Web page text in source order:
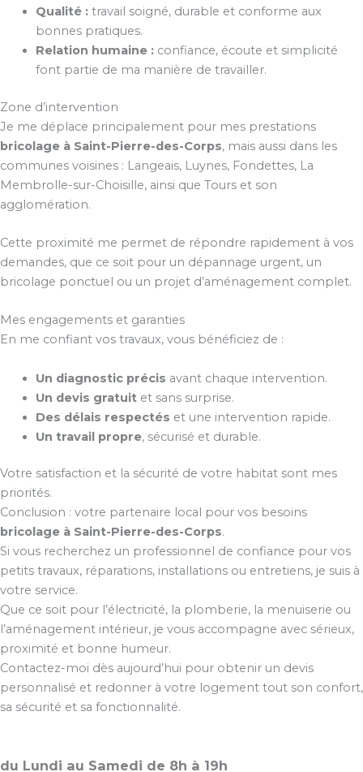
Qualité :travail soigné, durable et conforme aux
bonnes pratiques.
Relation humaine :confiance, écoute et simplicité
font partie de ma manière de travailler.
Zone d’intervention
Je me déplace principalement pour mes prestations
bricolage à Saint-Pierre-des-Corps, mais aussi dans les
communes voisines : Langeais, Luynes, Fondettes, La
Membrolle-sur-Choisille, ainsi que Tours et son
agglomération.
Cette proximité me permet de répondre rapidement à vos
demandes, que ce soit pour un dépannage urgent, un
bricolage ponctuel ou un projet d’aménagement complet.
Mes engagements et garanties
En me confiant vos travaux, vous bénéficiez de :
Un diagnostic précis avant chaque intervention.
Un devis gratuitet sans surprise.
Des délais respectés et une intervention rapide.
Un travail propre, sécurisé et durable.
Votre satisfaction et la sécurité de votre habitat sont mes
priorités.
Conclusion : votre partenaire local pour vos besoins
bricolage à Saint-Pierre-des-Corps.
Si vous recherchez un professionnel de confiance pour vos
petits travaux, réparations, installations ou entretiens, je suis à
votre service.
Que ce soit pour l’électricité, la plomberie, la menuiserie ou
l’aménagement intérieur, je vous accompagne avec sérieux,
proximité et bonne humeur.
Contactez-moi dès aujourd’hui pour obtenir un devis
personnalisé et redonner à votre logement tout son confort,
sa sécurité et sa fonctionnalité.
du Lundi au Samedi de 8h à 19h